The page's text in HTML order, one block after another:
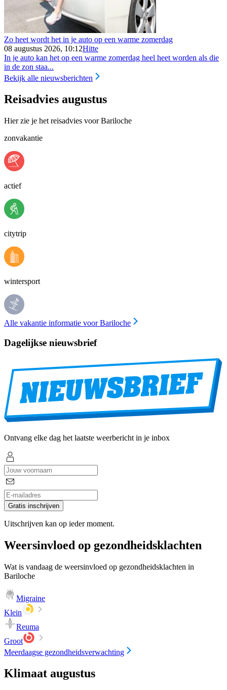
Zo heet wordt het in je auto op een warme zomerdag
08 augustus 2026, 10:12Hitte
In je auto kan het op een warme zomerdag heel heet worden als die
in de zon staa...
Bekijk alle nieuwsberichten
Reisadvies augustus
Hier zie je het reisadvies voor Bariloche
zonvakantie
actief
citytrip
wintersport
Alle vakantie informatie voor Bariloche
Dagelijkse nieuwsbrief
Ontvang elke dag het laatste weerbericht in je inbox
Gratis inschrijven
Uitschrijven kan op ieder moment.
Weersinvloed op gezondheidsklachten
Wat is vandaag de weersinvloed op gezondheidsklachten in
Bariloche
Migraine
Klein
Reuma
Groot
Meerdaagse gezondheidsverwachting
Klimaat augustus